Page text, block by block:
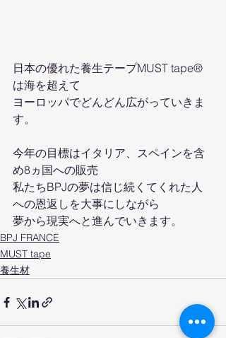
日本の優れた養生テープMUST tape®
は海を超えて
ヨーロッパでどんどん広がっていきま
す。
今年の目標はイタリア、スペインを含
め8ヵ国への販売
私たちBPJの夢は信じ続くてくれた人
への恩返しを大事にしながら
夢から現実へと進んでいきます。
BPJ FRANCE
MUST tape
養生材